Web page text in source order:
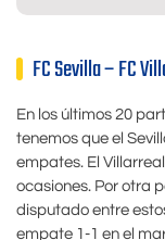
FC Sevilla – FC
En los últimos 20
tenemos que el
empates. El
ocasiones. Por otra
disputado entre
empate 1-1 en el